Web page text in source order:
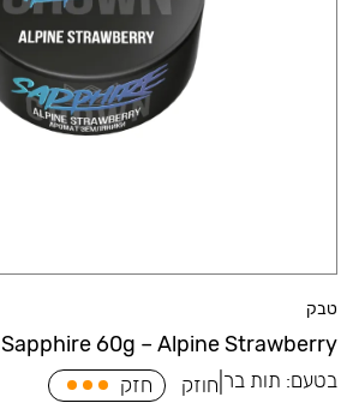
טבק
Sapphire 60g – Alpine Strawberry
בטעם: תות בר חוזק חזק